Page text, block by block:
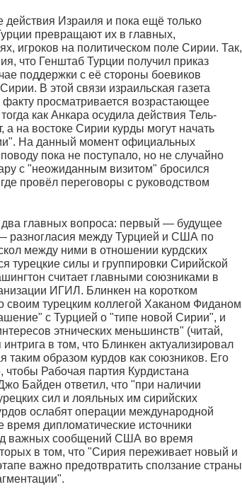
Израиля и пока ещё только
превращают их в главных,
игроков на политическом поле Сирии. Так,
что Генштаб Турции получил приказ
поддержки с её стороны боевиков
В этой связи израильская газета
просматривается возрастающее
как Анкара осудила действия Тель-
на востоке Сирии курды могут начать
На данный момент официальных
пока не поступало, но не случайно
с "неожиданным визитом" бросился
провёл переговоры с руководством
главных вопроса: первый — будущее
разногласия между Турцией и США по
между ними в отношении курдских
турецкие силы и группировки Сирийской
считает главными союзниками в
ИГИЛ. Блинкен на коротком
турецким коллегой Хаканом Фиданом
с Турцией о "типе новой Сирии", и
этнических меньшинств" (читай,
в том, что Блинкен актуализировал
образом курдов как союзников. Его
чтобы Рабочая партия Курдистана
Байден ответил, что "при наличии
сил и лояльных им сирийских
ослабят операции международной
дипломатические источники
важных сообщений США во время
в том, что "Сирия переживает новый и
важно предотвратить сползание страны